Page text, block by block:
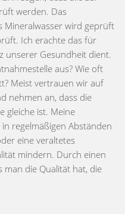
werden. Das
Mineralwasser wird geprüft
Ich erachte das für
unserer Gesundheit dient.
aus? Wie oft
Meist vertrauen wir auf
nehmen an, dass die
gleiche ist. Meine
regelmäßigen Abständen
eine veraltetes
mindern. Durch einen
man die Qualität hat, die